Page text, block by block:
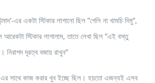
এর একটা স্টিকার লাগানো ছিল ”গেলি না খামচি দিমু”,
আরেকটা স্টিকার লাগালাম, তাতে লেখা ছিল ”এই বস্তু
নিরাপদ দূরত্ব বজায় রাখুন”
এর সাথে কাজ করার খুব ইচ্ছে ছিল। হয়তো এজন্যই এসব